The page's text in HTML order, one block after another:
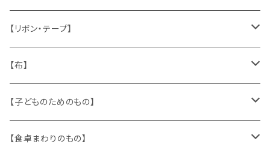
キャラクター
メタル製品
缶、箱
陶磁器
文房具
木製品
シール、ステッカー、クロモス
袋、箱、ナプキン、コースター
パズル、ゲーム
古本、古雑誌、古えほん
スタンプ
文房具
貝
メタル
ガラス
プラスチック
【リボン・テープ】
チロルテープ・イニシャルテープ
トリム
ワッペン
【布】
キッチンクロス、ナプキン
ニット
【子どものためのもの】
身に着けるもの
【食卓まわりのもの】